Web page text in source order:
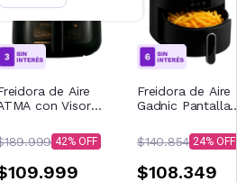
de Aire
con Visor
Negro
42
Freidora de Aire
Gadnic Pantalla
litros
$140.854 24
$108.349